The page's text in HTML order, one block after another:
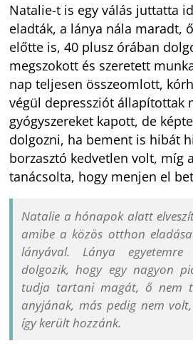
Natalie-t is egy válás juttatta
eladták, a lánya nála maradt,
előtte is, 40 plusz órában
megszokott és szeretett
nap teljesen összeomlott,
végül depressziót állapítottak
gyógyszereket kapott, de
dolgozni, ha bement is hibát
borzasztó kedvetlen volt, míg
tanácsolta, hogy menjen el
Natalie a hónapok alatt
amibe a közös otthon
lányával. Lánya
dolgozik, hogy egy nagyon
tudja tartani magát, ő nem
anyjának, más pedig nem
így került hozzánk.